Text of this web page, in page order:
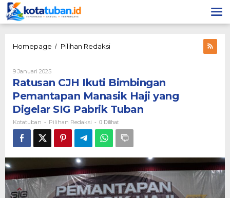
Lewati
ke
konten
Homepage / Pilihan RedaksiRatusan
Pemantapan
Manasik
Haji
yang
Digelar
SIG
Pabrik
Tuban
9 Januari 2025Oleh
Kotatuban
Ratusan CJH Ikuti Bimbingan
Pemantapan Manasik Haji yang
Digelar SIG Pabrik Tuban
Kotatuban - Pilihan Redaksi - 0 Dilihat